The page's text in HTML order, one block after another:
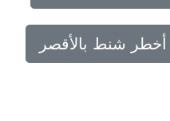
أخطر شنط بالأقصر